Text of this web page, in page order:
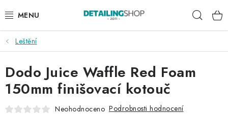
na
AKCE
NOVINKY
EXTERIÉR
Leštění
Dodo Juice Waffle Red Foam
150mm finišovací kotouč
Neohodnoceno Podrobnosti hodnocení